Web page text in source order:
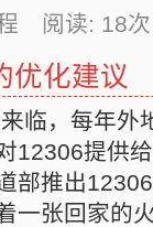
阅读: 18
优化建议
临，每年外
12306提供
部推出
一张回家的